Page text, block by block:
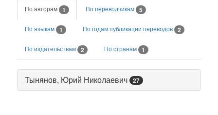
По авторам 1 По переводчикам 5
По языкам 1 По годам публикации переводов 2
По издательствам 2 По странам 1
Тынянов, Юрий Николаевич 27